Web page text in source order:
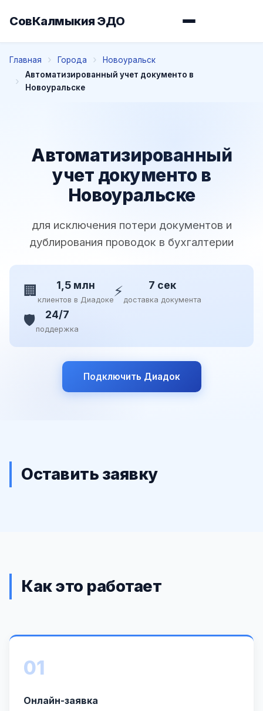
СовКалмыкия ЭДО
Главная Города
Новоуральск
Автоматизированный учет документо в
Новоуральске
Автоматизированный
учет документо в
Новоуральске
для исключения потери документов и
дублирования проводок в бухгалтерии
🏢 1,5 млн
клиентов в Диадоке⚡ 7 сек
доставка документа
🛡️ 24/7
поддержка
Подключить Диадок
Оставить заявку
Как это работает
01
Онлайн-заявка